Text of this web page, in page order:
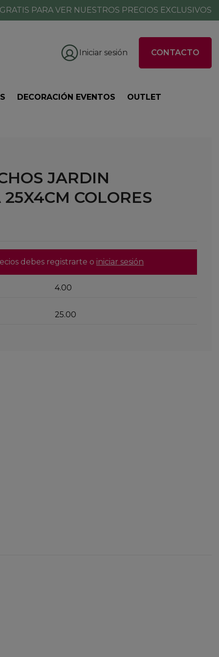
PARA VER NUESTROS PRECIOS EXCLUSIVOS
Iniciar sesión CONTACTO
DECORACIÓN EVENTOS OUTLET
JARDIN
COLORES
debes registrarte o iniciar sesión
4.00
25.00